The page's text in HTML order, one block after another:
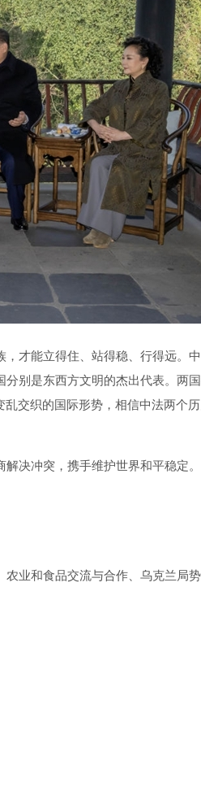
才能立得住、站得稳、行得远。
别是东西方文明的杰出代表。两
交织的国际形势，相信中法两个
决冲突，携手维护世界和平稳定。
业和食品交流与合作、乌克兰局